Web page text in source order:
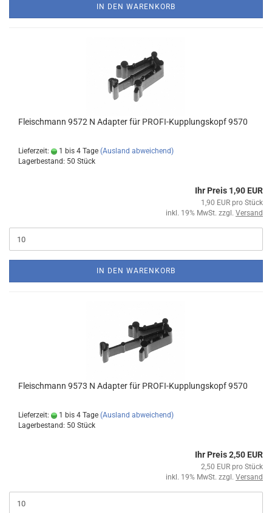
IN DEN WARENKORB
Fleischmann 9572 N Adapter für PROFI-Kupplungskopf 9570
Lieferzeit: 1 bis 4 Tage (Ausland abweichend)
Lagerbestand: 50 Stück
Ihr Preis 1,90 EUR
1,90 EUR pro Stück
inkl. 19% MwSt. zzgl. Versand
IN DEN WARENKORB
Fleischmann 9573 N Adapter für PROFI-Kupplungskopf 9570
Lieferzeit: 1 bis 4 Tage (Ausland abweichend)
Lagerbestand: 50 Stück
Ihr Preis 2,50 EUR
2,50 EUR pro Stück
inkl. 19% MwSt. zzgl. Versand